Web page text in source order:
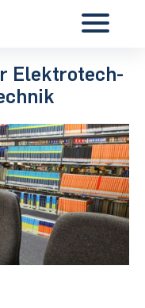
Elek­tro­tech­